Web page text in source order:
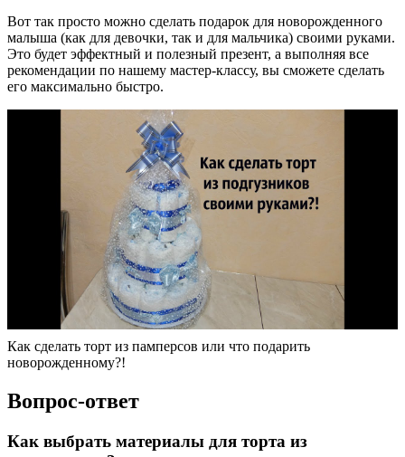
Вот так просто можно сделать подарок для новорожденного
малыша (как для девочки, так и для мальчика) своими руками.
Это будет эффектный и полезный презент, а выполняя все
рекомендации по нашему мастер-классу, вы сможете сделать
его максимально быстро.
Как сделать торт из памперсов или что подарить
новорожденному?!
Вопрос-ответ
Как выбрать материалы для торта из